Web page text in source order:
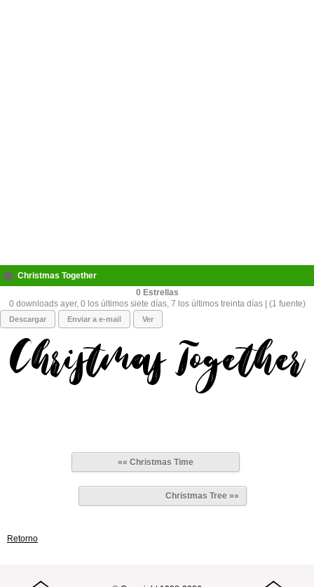
Christmas Together
0
0 downloads ayer, 0 los últimos siete días, 7 los últimos treinta días | (1 fuente)
Descargar Enviar a e-mail Ver
«« Christmas Time
Christmas Tree »»
Retorno